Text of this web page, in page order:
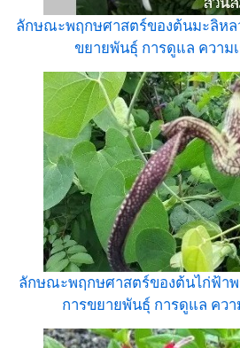
ลักษณะพฤกษศาสตร์ของต้นมะลิหล
ขยายพันธุ์ การดูแล ความ
ลักษณะพฤกษศาสตร์ของต้นไก่ฟ้า
การขยายพันธุ์ การดูแล คว